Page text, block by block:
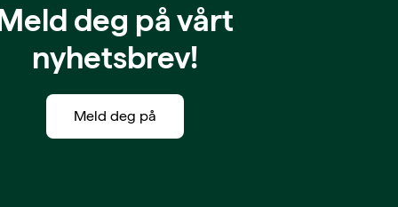
deg på vårt
nyhetsbrev!
Meld deg på